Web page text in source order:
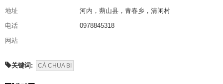
地址
河内，蒴山县，青春乡，清闲村
电话
0978845318
网站
关键词: CÀ CHUA BI